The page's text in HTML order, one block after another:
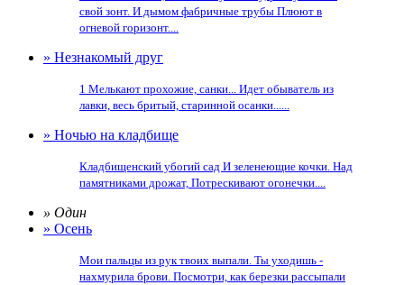
свой зонт. И дымом фабричные трубы Плюют в
огневой горизонт....
» Незнакомый друг
1 Мелькают прохожие, санки... Идет обыватель из
лавки, весь бритый, старинной осанки......
» Ночью на кладбище
Кладбищенский убогий сад И зеленеющие кочки. Над
памятниками дрожат, Потрескивают огонечки....
» Один
» Осень
Мои пальцы из рук твоих выпали. Ты уходишь -
нахмурила брови. Посмотри, как березки рассыпали